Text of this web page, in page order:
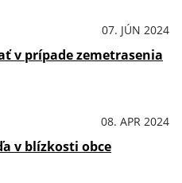
07. JÚN 2024
v prípade zemetrasenia
08. APR 2024
v blízkosti obce